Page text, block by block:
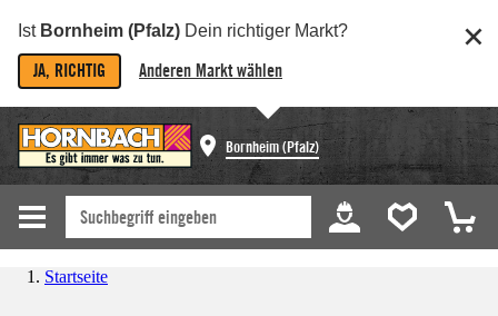
Ist Bornheim (Pfalz) Dein richtiger Markt?
JA, RICHTIG Anderen Markt wählen
Bornheim (Pfalz)
Startseite